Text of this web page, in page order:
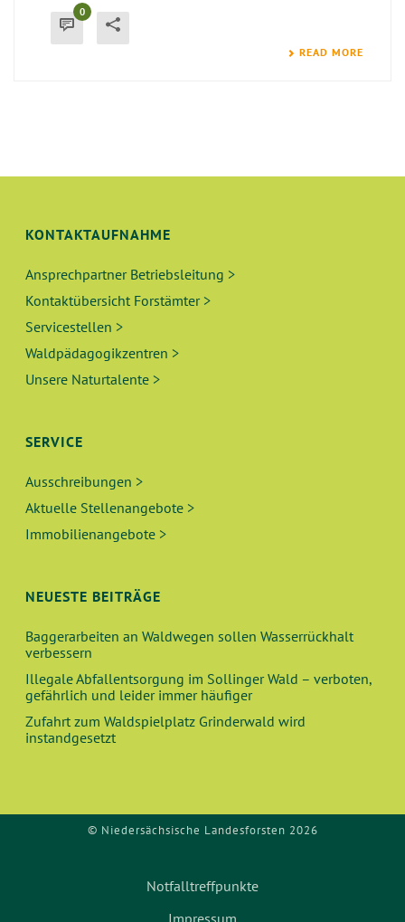
0
READ MORE
KONTAKTAUFNAHME
Ansprechpartner Betriebsleitung >
Kontaktübersicht Forstämter >
Servicestellen >
Waldpädagogikzentren >
Unsere Naturtalente >
SERVICE
Ausschreibungen >
Aktuelle Stellenangebote >
Immobilienangebote >
NEUESTE BEITRÄGE
Baggerarbeiten an Waldwegen sollen Wasserrückhalt
verbessern
Illegale Abfallentsorgung im Sollinger Wald – verboten,
gefährlich und leider immer häufiger
Zufahrt zum Waldspielplatz Grinderwald wird
instandgesetzt
© Niedersächsische Landesforsten 2026
Notfalltreffpunkte